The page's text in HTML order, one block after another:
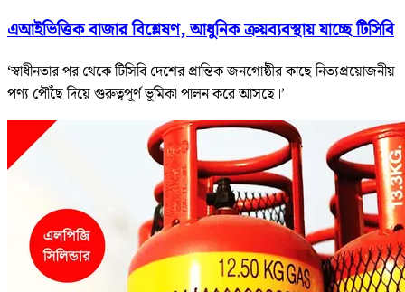
এআইভিত্তিক বাজার বিশ্লেষণ, আধুনিক ক্রয়ব্যবস্থায় যাচ্ছে টিসিবি
‘স্বাধীনতার পর থেকে টিসিবি দেশের প্রান্তিক জনগোষ্ঠীর কাছে নিত্যপ্রয়োজনীয়
পণ্য পৌঁছে দিয়ে গুরুত্বপূর্ণ ভূমিকা পালন করে আসছে।’